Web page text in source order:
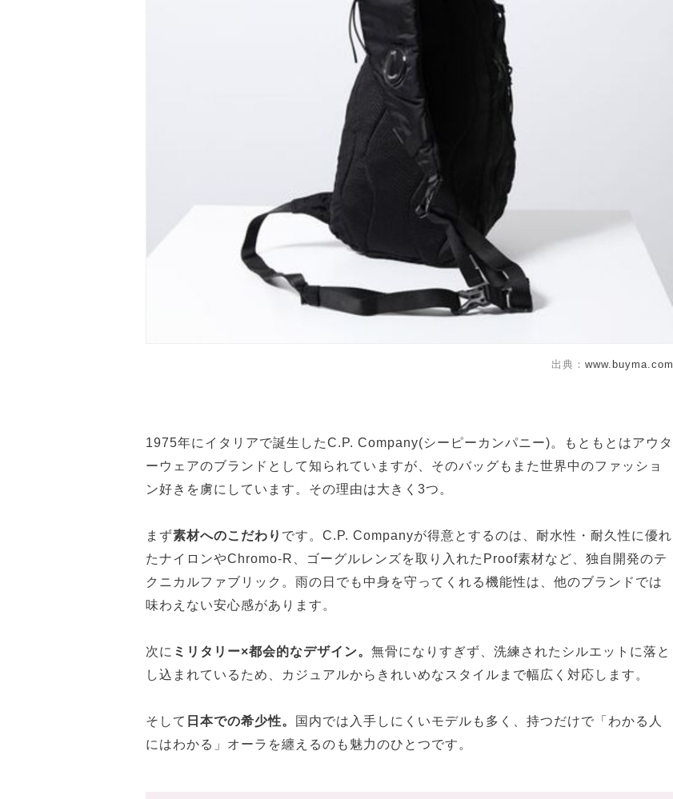
出典： www.buyma.com
1975年にイタリアで誕生したC.P. Company(シーピーカンパニー)。もともとはアウタ
ーウェアのブランドとして知られていますが、そのバッグもまた世界中のファッショ
ン好きを虜にしています。その理由は大きく3つ。
まず素材へのこだわり です。C.P. Companyが得意とするのは、耐水性・耐久性に優れ
たナイロンやChromo-R、ゴーグルレンズを取り入れたProof素材など、独自開発のテ
クニカルファブリック。雨の日でも中身を守ってくれる機能性は、他のブランドでは
味わえない安心感があります。
次に ミリタリー×都会的なデザイン。 無骨になりすぎず、洗練されたシルエットに落と
し込まれているため、カジュアルからきれいめなスタイルまで幅広く対応します。
そして 日本での希少性。
国内では入手しにくいモデルも多く、持つだけで「わかる人
にはわかる」オーラを纏えるのも魅力のひとつです。